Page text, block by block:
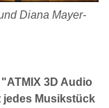
Diana Mayer-
3D Audio
jedes Musikstück